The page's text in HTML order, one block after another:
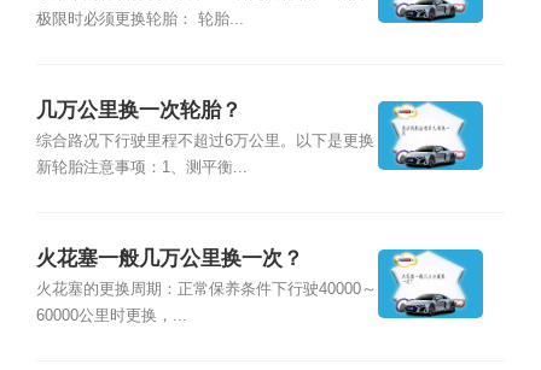
极限时必须更换轮胎： 轮胎...
几万公里换一次轮胎？
综合路况下行驶里程不超过6万公里。以下是更换
新轮胎注意事项：1、测平衡...
火花塞一般几万公里换一次？
火花塞的更换周期：正常保养条件下行驶40000～
60000公里时更换，...